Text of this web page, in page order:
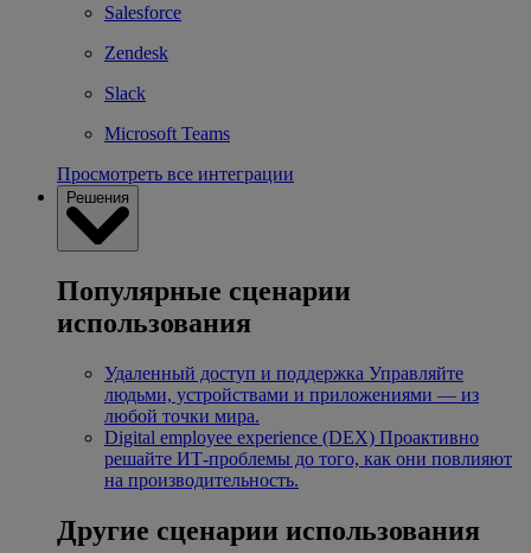
Salesforce
Zendesk
Slack
Microsoft Teams
Просмотреть все интеграции
Решения
Популярные сценарии
использования
Удаленный доступ и поддержка Управляйте
людьми, устройствами и приложениями — из
любой точки мира.
Digital employee experience (DEX) Проактивно
решайте ИТ-проблемы до того, как они повлияют
на производительность.
Другие сценарии использования